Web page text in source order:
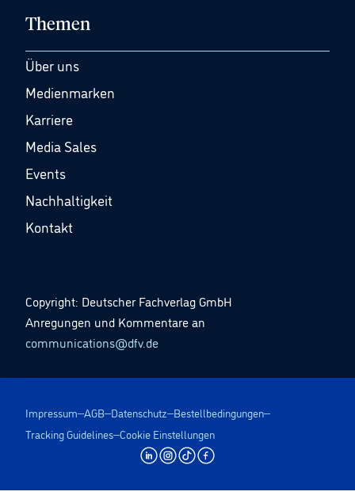
Themen
Über uns
Medienmarken
Karriere
Media Sales
Events
Nachhaltigkeit
Kontakt
Copyright: Deutscher Fachverlag GmbH
Anregungen und Kommentare an
communications@dfv.de
Impressum AGB Datenschutz Bestellbedingungen
Tracking Guidelines Cookie Einstellungen